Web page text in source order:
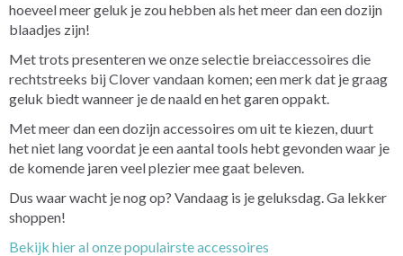
hoeveel meer geluk je zou hebben als het meer dan een dozijn
blaadjes zijn!
Met trots presenteren we onze selectie breiaccessoires die
rechtstreeks bij Clover vandaan komen; een merk dat je graag
geluk biedt wanneer je de naald en het garen oppakt.
Met meer dan een dozijn accessoires om uit te kiezen, duurt
het niet lang voordat je een aantal tools hebt gevonden waar je
de komende jaren veel plezier mee gaat beleven.
Dus waar wacht je nog op? Vandaag is je geluksdag. Ga lekker
shoppen!
Bekijk hier al onze populairste accessoires